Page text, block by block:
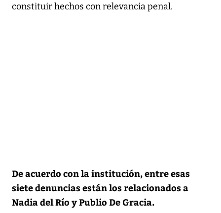
constituir hechos con relevancia penal.
De acuerdo con la institución, entre esas
siete denuncias están los relacionados a
Nadia del Río y Publio De Gracia.